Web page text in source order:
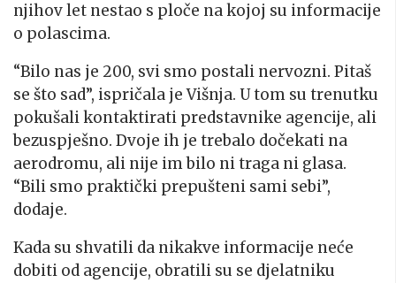
njihov let nestao s ploče na kojoj su informacije
o polascima.
“Bilo nas je 200, svi smo postali nervozni. Pitaš
se što sad”, ispričala je Višnja. U tom su trenutku
pokušali kontaktirati predstavnike agencije, ali
bezuspješno. Dvoje ih je trebalo dočekati na
aerodromu, ali nije im bilo ni traga ni glasa.
“Bili smo praktički prepušteni sami sebi”,
dodaje.
Kada su shvatili da nikakve informacije neće
dobiti od agencije, obratili su se djelatniku